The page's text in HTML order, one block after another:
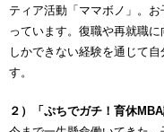
ティア活動「ママボノ」。
っています。復職や再就職
しかできない経験を通じて
す。
２）「ぷちでガチ！育休MBA